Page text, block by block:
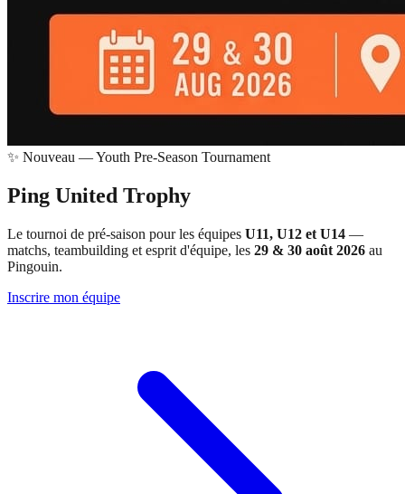
✨ Nouveau — Youth Pre-Season Tournament
Ping United Trophy
Le tournoi de pré-saison pour les équipes U11, U12 et U14 —
matchs, teambuilding et esprit d'équipe, les 29 & 30 août 2026 au
Pingouin.
Inscrire mon équipe